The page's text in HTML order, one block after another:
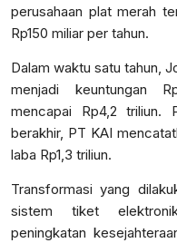
perusahaan plat merah
Rp150 miliar per tahun.
Dalam waktu satu tahun,
menjadi keuntungan
mencapai Rp4,2 triliun.
berakhir, PT KAI
laba Rp1,3 triliun.
Transformasi yang
sistem tiket
peningkatan